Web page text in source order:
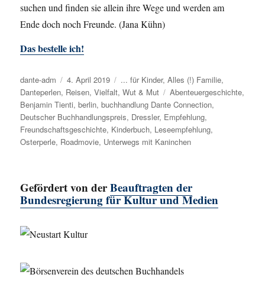
suchen und finden sie allein ihre Wege und werden am
Ende doch noch Freunde. (Jana Kühn)
Das bestelle ich!
Autor
dante-adm
Veröffentlicht
am
4. April 2019 Kategorien
... für Kinder,Alles (!) Familie,
Danteperlen, Reisen,Vielfalt,Wut & Mut Schlagwörter
Abenteuergeschichte,
Benjamin Tienti,berlin,buchhandlung Dante Connection,
Deutscher Buchhandlungspreis, Dressler, Empfehlung,
Freundschaftsgeschichte, Kinderbuch, Leseempfehlung,
Osterperle, Roadmovie, Unterwegs mit Kaninchen
Gefördert von derBeauftragten der
Bundesregierung für Kultur und Medien